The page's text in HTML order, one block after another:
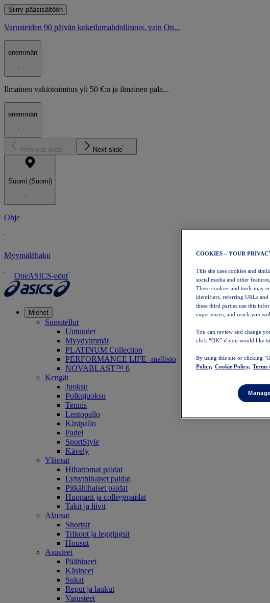
Siirry pääsisältöön
Varusteiden 90 päivän kokeilumahdollisuus, vain On...
enemmän
Ilmainen vakiotoimitus yli 50 €:n ja ilmainen pala...
enemmän
Previous slide Next slide
Suomi (Suomi)
Ohje
Myymälähaku
OneASICS-edut
Miehet
Suositellut
Uutuudet
Myydyimmät
PLATINUM Collection
PERFORMANCE LIFE -mallisto
NOVABLAST™ 6
Kengät
Juoksu
Polkujuoksu
Tennis
Lentopallo
Käsipallo
Padel
SportStyle
Kävely
Yläosat
Hihattomat paidat
Lyhythihaiset paidat
Pitkähihaiset paidat
Hupparit ja collegepaidat
Takit ja liivit
Alaosat
Shortsit
Trikoot ja leggingsit
Housut
Asusteet
Päähineet
Käsineet
Sukat
Reput ja laukut
Varusteet
COOKIES – YOUR
This site uses cookies and
social media and other
These cookies and tools may
identifiers, referring URLs and
these third parties use this
experiences, and reach you
You can review and change
click “OK” if you would like
By using this site or clicking
Policy, Cookie Policy, Terms